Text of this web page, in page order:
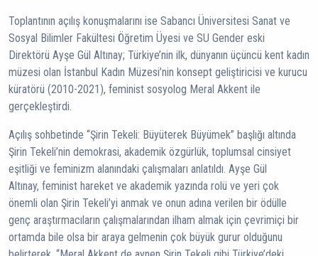
Toplantının açılış konuşmalarını ise Sabancı Üniversitesi Sanat ve
Sosyal Bilimler Fakültesi Öğretim Üyesi ve SU Gender eski
Direktörü Ayşe Gül Altınay; Türkiye’nin ilk, dünyanın üçüncü kent kadın
müzesi olan İstanbul Kadın Müzesi’nin konsept geliştiricisi ve kurucu
küratörü (2010-2021), feminist sosyolog Meral Akkent ile
gerçekleştirdi.
Açılış sohbetinde “Şirin Tekeli: Büyüterek Büyümek” başlığı altında
Şirin Tekeli’nin demokrasi, akademik özgürlük, toplumsal cinsiyet
eşitliği ve feminizm alanındaki çalışmaları anlatıldı. Ayşe Gül
Altınay, feminist hareket ve akademik yazında rolü ve yeri çok
önemli olan Şirin Tekeli’yi anmak ve onun adına verilen bir ödülle
genç araştırmacıların çalışmalarından ilham almak için çevrimiçi bir
ortamda bile olsa bir araya gelmenin çok büyük gurur olduğunu